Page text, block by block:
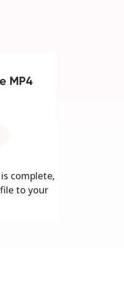
MP4
complete,
to your